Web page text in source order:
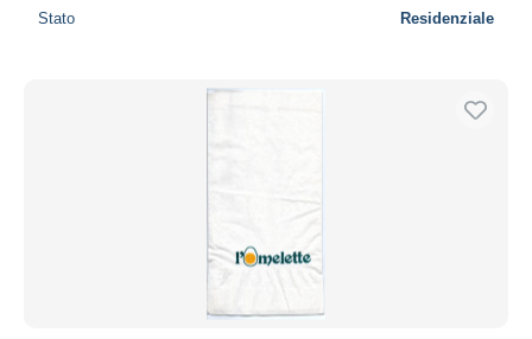
Stato Residenziale